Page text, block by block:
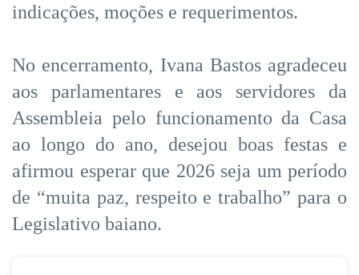
indicações, moções e requerimentos.
No encerramento, Ivana Bastos agradeceu
aos parlamentares e aos servidores da
Assembleia pelo funcionamento da Casa
ao longo do ano, desejou boas festas e
afirmou esperar que 2026 seja um período
de “muita paz, respeito e trabalho” para o
Legislativo baiano.